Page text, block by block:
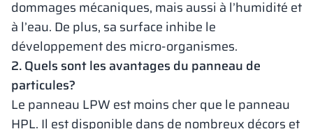
dommages mécaniques, mais aussi à l’humidité et
à l’eau. De plus, sa surface inhibe le
développement des micro-organismes.
2. Quels sont les avantages du panneau de
particules?
Le panneau LPW est moins cher que le panneau
HPL. Il est disponible dans de nombreux décors et